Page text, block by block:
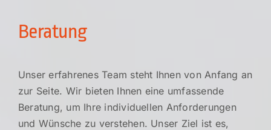
Beratung
Unser erfahrenes Team steht Ihnen von Anfang an
zur Seite. Wir bieten Ihnen eine umfassende
Beratung, um Ihre individuellen Anforderungen
und Wünsche zu verstehen. Unser Ziel ist es,